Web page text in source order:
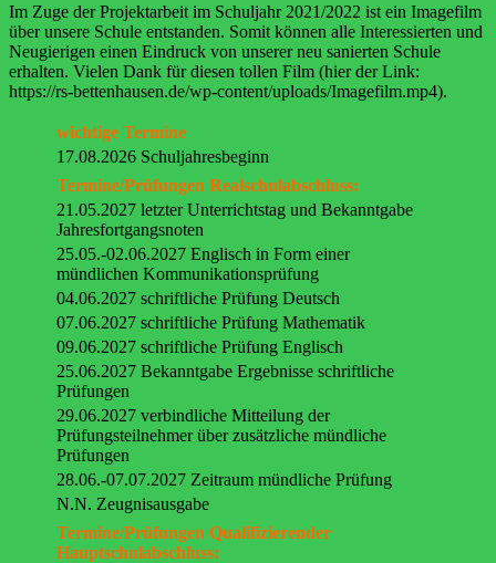
Im Zuge der Projektarbeit im Schuljahr 2021/2022 ist ein Imagefilm
über unsere Schule entstanden. Somit können alle Interessierten und
Neugierigen einen Eindruck von unserer neu sanierten Schule
erhalten. Vielen Dank für diesen tollen Film (hier der Link:
https://rs-bettenhausen.de/wp-content/uploads/Imagefilm.mp4).
wichtige Termine
17.08.2026 Schuljahresbeginn
Termine/Prüfungen Realschulabschluss:
21.05.2027 letzter Unterrichtstag und Bekanntgabe
Jahresfortgangsnoten
25.05.-02.06.2027 Englisch in Form einer
mündlichen Kommunikationsprüfung
04.06.2027 schriftliche Prüfung Deutsch
07.06.2027 schriftliche Prüfung Mathematik
09.06.2027 schriftliche Prüfung Englisch
25.06.2027 Bekanntgabe Ergebnisse schriftliche
Prüfungen
29.06.2027 verbindliche Mitteilung der
Prüfungsteilnehmer über zusätzliche mündliche
Prüfungen
28.06.-07.07.2027 Zeitraum mündliche Prüfung
N.N. Zeugnisausgabe
Termine/Prüfungen Qualifizierender
Hauptschulabschluss: